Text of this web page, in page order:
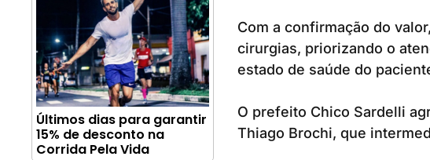
Últimos dias para garantir
15% de desconto na
Corrida Pela Vida
Com a confirmação do
cirurgias, priorizando o
estado de saúde do
O prefeito Chico Sardelli
Thiago Brochi, que